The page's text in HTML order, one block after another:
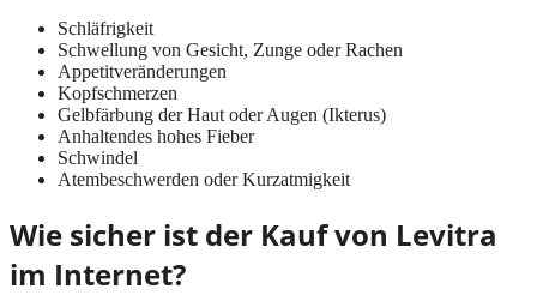
Schläfrigkeit
Schwellung von Gesicht, Zunge oder Rachen
Appetitveränderungen
Kopfschmerzen
Gelbfärbung der Haut oder Augen (Ikterus)
Anhaltendes hohes Fieber
Schwindel
Atembeschwerden oder Kurzatmigkeit
Wie sicher ist der Kauf von Levitra
im Internet?